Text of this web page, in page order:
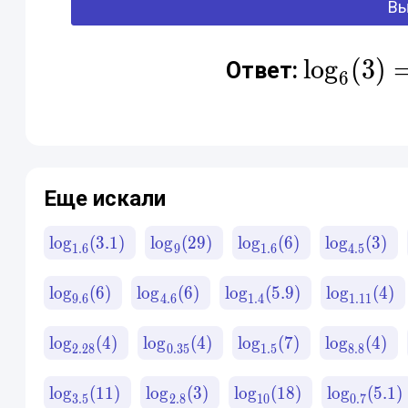
Ответ:log6 (3)
Еще искали
log1.6(3.1) log9(29) log1.6(6) log4.5(3)
log9.6(6) log4.6(6) log1.4(5.9) log1.11(4)
log2.28(4) log0.35(4) log1.5(7) log8.8(4)
log3.5(11) log2.8(3) log10(18) log0.7(5.1)